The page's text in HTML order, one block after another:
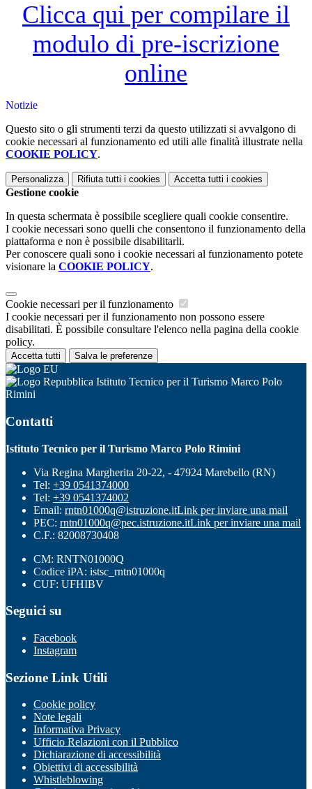
Clicca qui per compilare il
modulo di pre-iscrizione
online
Notizie
Questo sito o gli strumenti terzi da questo utilizzati si avvalgono di
cookie necessari al funzionamento ed utili alle finalità illustrate nella
COOKIE POLICY.
Personalizza Rifiuta tutti i cookies Accetta tutti i cookies
Gestione cookie
In questa schermata è possibile scegliere quali cookie consentire.
I cookie necessari sono quelli che consentono il funzionamento della
piattaforma e non è possibile disabilitarli.
Per conoscere quali sono i cookie necessari al funzionamento potete
visionare la COOKIE POLICY.
Cookie necessari per il funzionamento
I cookie necessari per il funzionamento non possono essere
disabilitati. È possibile consultare l'elenco nella pagina della cookie
policy.
Accetta tutti Salva le preferenze
Istituto Tecnico per il Turismo Marco Polo
Rimini
Contatti
Istituto Tecnico per il Turismo Marco Polo Rimini
Via Regina Margherita 20-22, - 47924 Marebello (RN)
Tel: +39 0541374000
Tel: +39 0541374002
Email: rntn01000q@istruzione.itLink per inviare una mail
PEC: rntn01000q@pec.istruzione.itLink per inviare una mail
C.F.: 82008730408
CM: RNTN01000Q
Codice iPA: istsc_rntn01000q
CUF: UFHIBV
Seguici su
Facebook
Instagram
Sezione Link Utili
Cookie policy
Note legali
Informativa Privacy
Ufficio Relazioni con il Pubblico
Dichiarazione di accessibilità
Obiettivi di accessibilità
Whistleblowing